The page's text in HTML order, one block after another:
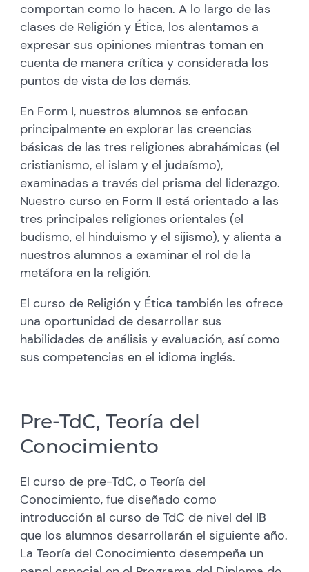
comportan como lo hacen. A lo largo de las
clases de Religión y Ética, los alentamos a
expresar sus opiniones mientras toman en
cuenta de manera crítica y considerada los
puntos de vista de los demás.
En Form I, nuestros alumnos se enfocan
principalmente en explorar las creencias
básicas de las tres religiones abrahámicas (el
cristianismo, el islam y el judaísmo),
examinadas a través del prisma del liderazgo.
Nuestro curso en Form II está orientado a las
tres principales religiones orientales (el
budismo, el hinduismo y el sijismo), y alienta a
nuestros alumnos a examinar el rol de la
metáfora en la religión.
El curso de Religión y Ética también les ofrece
una oportunidad de desarrollar sus
habilidades de análisis y evaluación, así como
sus competencias en el idioma inglés.
Pre-TdC, Teoría del
Conocimiento
El curso de pre-TdC, o Teoría del
Conocimiento, fue diseñado como
introducción al curso de TdC de nivel del IB
que los alumnos desarrollarán el siguiente año.
La Teoría del Conocimiento desempeña un